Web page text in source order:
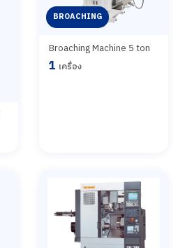
BROACHING
Broaching Machine 5 ton
1 เครื่อง